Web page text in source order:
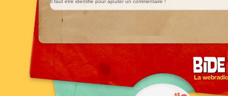
Il faut être identifié pour ajouter un commentaire !